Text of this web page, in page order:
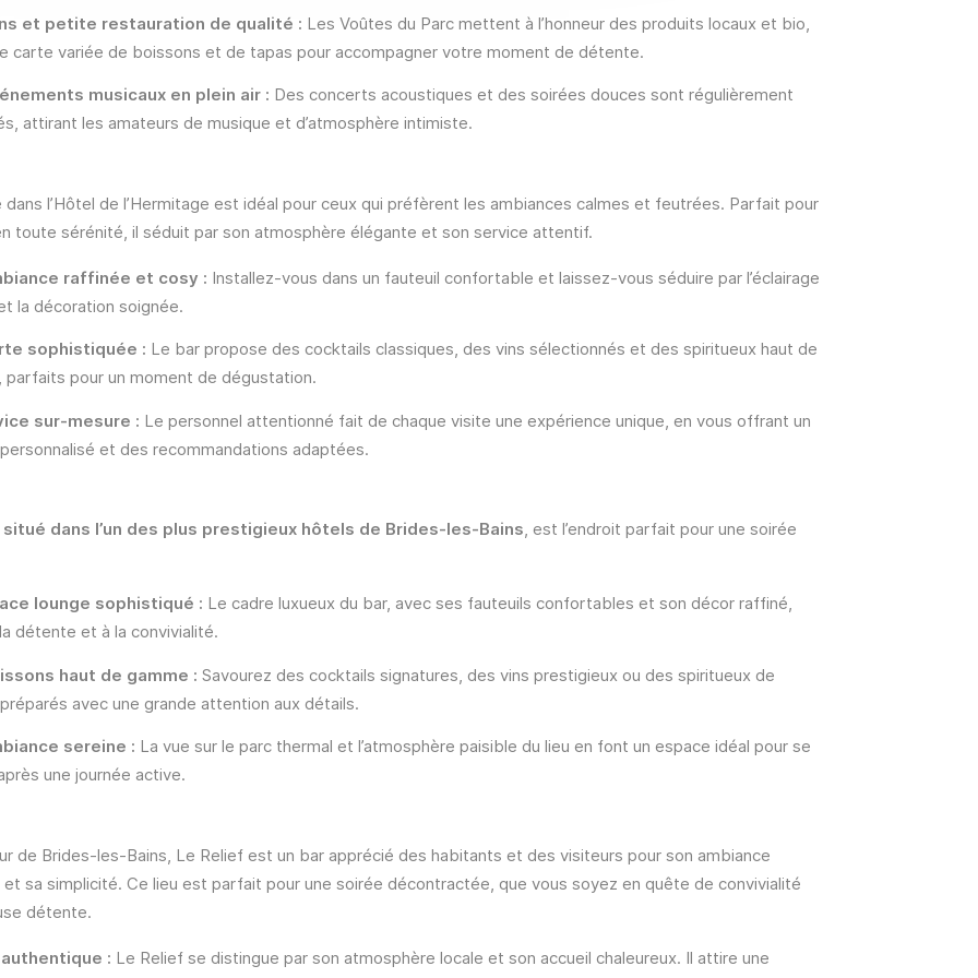
et petite restauration de qualité : Les Voûtes du Parc mettent à l’honneur des produits locaux et bio,
carte variée de boissons et de tapas pour accompagner votre moment de détente.
musicaux en plein air : Des concerts acoustiques et des soirées douces sont régulièrement
attirant les amateurs de musique et d’atmosphère intimiste.
dans l’Hôtel de l’Hermitage est idéal pour ceux qui préfèrent les ambiances calmes et feutrées. Parfait pour
toute sérénité, il séduit par son atmosphère élégante et son service attentif.
raffinée et cosy : Installez-vous dans un fauteuil confortable et laissez-vous séduire par l’éclairage
la décoration soignée.
sophistiquée : Le bar propose des cocktails classiques, des vins sélectionnés et des spiritueux haut de
parfaits pour un moment de dégustation.
sur-mesure : Le personnel attentionné fait de chaque visite une expérience unique, en vous offrant un
et des recommandations adaptées.
situé dans l’un des plus prestigieux hôtels de Brides-les-Bains, est l’endroit parfait pour une soirée
lounge sophistiqué : Le cadre luxueux du bar, avec ses fauteuils confortables et son décor raffiné,
détente et à la convivialité.
haut de gamme :Savourez des cocktails signatures, des vins prestigieux ou des spiritueux de
avec une grande attention aux détails.
sereine : La vue sur le parc thermal et l’atmosphère paisible du lieu en font un espace idéal pour se
une journée active.
de Brides-les-Bains, Le Relief est un bar apprécié des habitants et des visiteurs pour son ambiance
et sa simplicité. Ce lieu est parfait pour une soirée décontractée, que vous soyez en quête de convivialité
détente.
: Le Relief se distingue par son atmosphère locale et son accueil chaleureux. Il attire une